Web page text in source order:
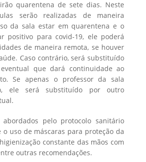
quarentena de sete dias. Neste
serão realizadas de maneira
da sala estar em quarentena e o
positivo para covid-19, ele poderá
de maneira remota, se houver
Caso contrário, será substituído
que dará continuidade ao
Se apenas o professor da sala
ele será substituído por outro
abordados pelo protocolo sanitário
uso de máscaras para proteção da
constante das mãos com
outras recomendações.